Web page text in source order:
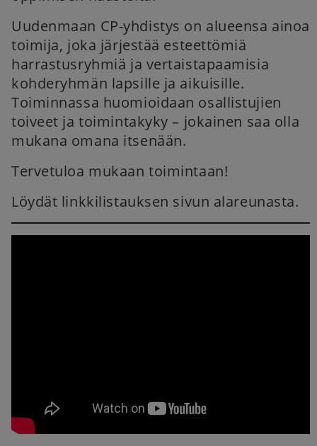
Uudenmaan CP-yhdistys on alueensa ainoa
toimija, joka järjestää esteettömiä
harrastusryhmiä ja vertaistapaamisia
kohderyhmän lapsille ja aikuisille.
Toiminnassa huomioidaan osallistujien
toiveet ja toimintakyky – jokainen saa olla
mukana omana itsenään.
Tervetuloa mukaan toimintaan!
Löydät linkkilistauksen sivun alareunasta.